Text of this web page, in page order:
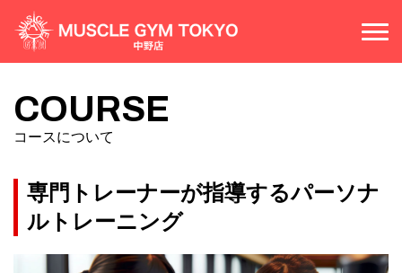
PRICE 料金案内
FLOOR MAP 施設案内
ACCESS
COURSE
コースについて
専門トレーナーが指導するパーソナ
ルトレーニング